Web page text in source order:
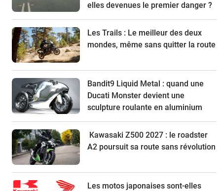
elles devenues le premier danger ?
Les Trails : Le meilleur des deux
mondes, même sans quitter la route
Bandit9 Liquid Metal : quand une
Ducati Monster devient une
sculpture roulante en aluminium
Kawasaki Z500 2027 : le roadster
A2 poursuit sa route sans révolution
Les motos japonaises sont-elles